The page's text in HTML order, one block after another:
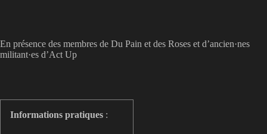
En présence des membres de Du Pain et des Roses et d’ancien·nes
militant·es d’Act Up
Informations pratiques :